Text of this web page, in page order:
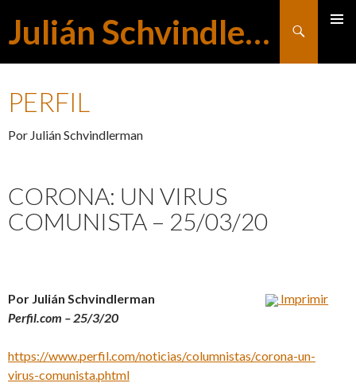
Julián Schvindlerman
Buscar
PERFIL
Por Julián Schvindlerman
CORONA: UN VIRUS
COMUNISTA – 25/03/20
Imprimir
Por Julián Schvindlerman
Perfil.com – 25/3/20
https://www.perfil.com/noticias/columnistas/corona-un-
virus-comunista.phtml